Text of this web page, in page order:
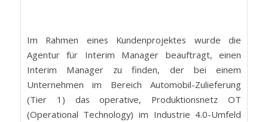
Im Rahmen eines Kundenprojektes wurde die
Agentur für Interim Manager beauftragt, einen
Interim Manager zu finden, der bei einem
Unternehmen im Bereich Automobil-Zulieferung
(Tier 1) das operative, Produktionsnetz OT
(Operational Technology) im Industrie 4.0-Umfeld